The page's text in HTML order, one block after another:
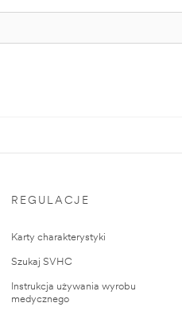
REGULACJE
Karty charakterystyki
Szukaj SVHC
Instrukcja używania wyrobu
medycznego